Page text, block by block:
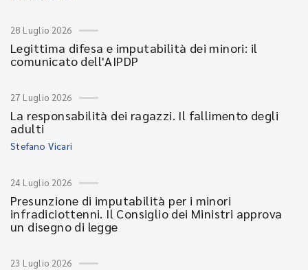
28 Luglio 2026
Legittima difesa e imputabilità dei minori: il
comunicato dell'AIPDP
27 Luglio 2026
La responsabilità dei ragazzi. Il fallimento degli
adulti
Stefano Vicari
24 Luglio 2026
Presunzione di imputabilità per i minori
infradiciottenni. Il Consiglio dei Ministri approva
un disegno di legge
23 Luglio 2026